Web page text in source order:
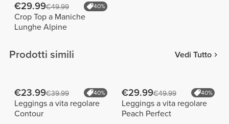
€29.99€49.99 40%
Crop Top a Maniche
Lunghe Alpine
Prodotti simili Vedi Tutto
€23.99€39.99 40%
Leggings a vita regolare
Contour
€29.99€49.99 40%
Leggings a vita regolare
Peach Perfect